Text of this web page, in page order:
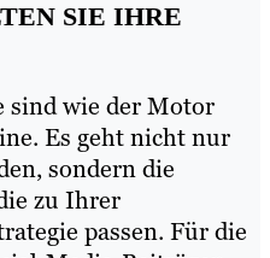
SIE IHRE
sind wie der Motor
Es geht nicht nur
sondern die
zu Ihrer
passen. Für die